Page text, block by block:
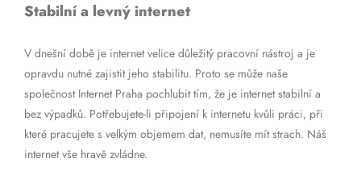
Stabilní a levný internet
V dnešní době je internet velice důležitý pracovní nástroj a je
opravdu nutné zajistit jeho stabilitu. Proto se může naše
společnost Internet Praha pochlubit tím, že je internet stabilní a
bez výpadků. Potřebujete-li připojení k internetu kvůli práci, při
které pracujete s velkým objemem dat, nemusíte mít strach. Náš
internet vše hravě zvládne.